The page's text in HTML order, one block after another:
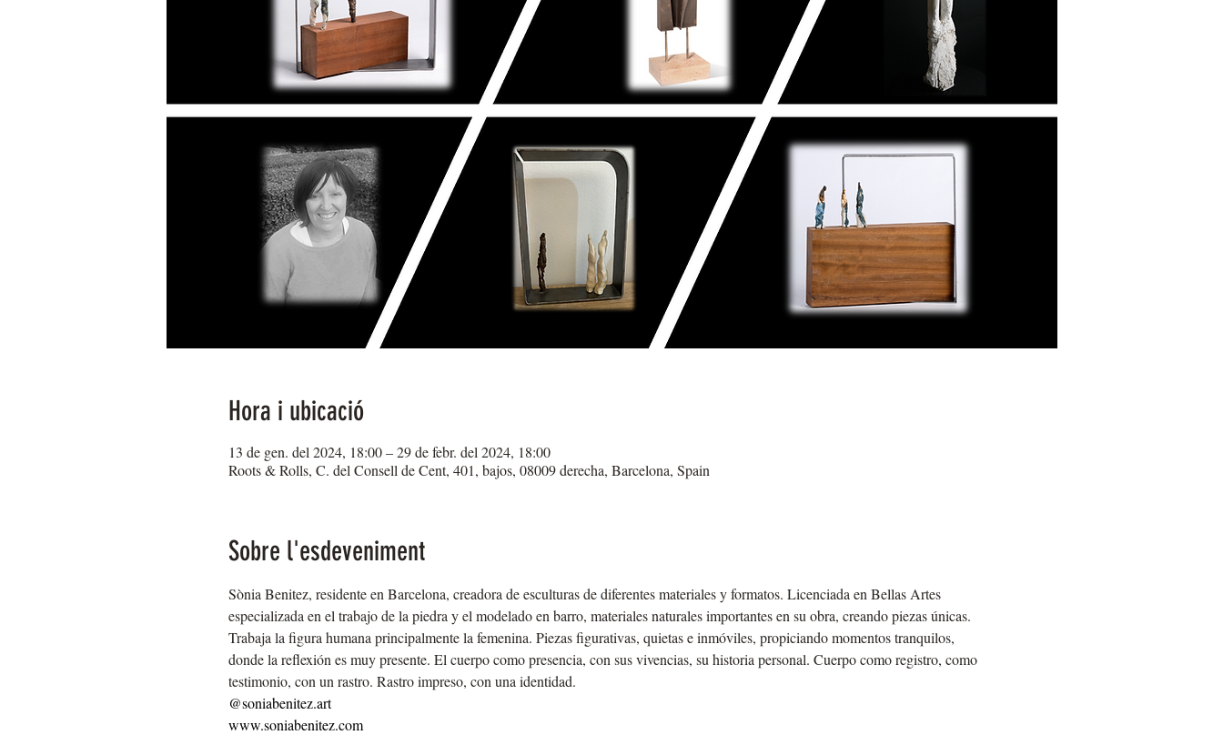
Hora i ubicació
13 de gen. del 2024, 18:00 – 29 de febr. del 2024, 18:00
Roots & Rolls, C. del Consell de Cent, 401, bajos, 08009 derecha, Barcelona, Spain
Sobre l'esdeveniment
Sònia Benitez, residente en Barcelona, creadora de esculturas de diferentes materiales y formatos. Licenciada en Bellas Artes
especializada en el trabajo de la piedra y el modelado en barro, materiales naturales importantes en su obra, creando piezas únicas.
Trabaja la figura humana principalmente la femenina. Piezas figurativas, quietas e inmóviles, propiciando momentos tranquilos,
donde la reflexión es muy presente. El cuerpo como presencia, con sus vivencias, su historia personal. Cuerpo como registro, como
testimonio, con un rastro. Rastro impreso, con una identidad.
@soniabenitez.art
www.soniabenitez.com